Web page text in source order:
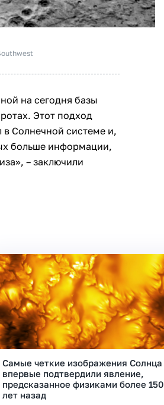
на сегодня базы
Этот подход
в Солнечной системе и,
больше информации,
– заключили
Самые четкие изображения Солнца
впервые подтвердили явление,
предсказанное физиками более 150
лет назад